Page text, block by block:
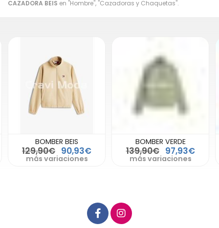
CAZADORA BEIS en "Hombre", "Cazadoras y Chaquetas".
BOMBER BEIS
129,90€ 90,93€
más variaciones
BOMBER VERDE
139,90€ 97,93€
más variaciones